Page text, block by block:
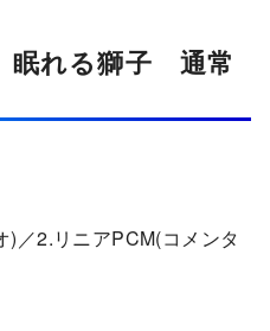
眠れる獅子 通常
2.リニアPCM(コメンタ